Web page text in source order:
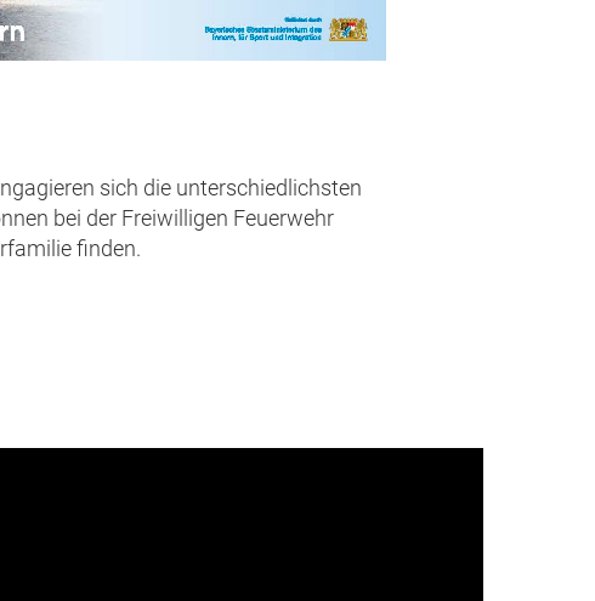
sich die unterschiedlichsten
bei der Freiwilligen Feuerwehr
finden.